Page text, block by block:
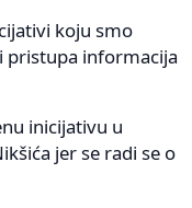
koju smo
pristupa informacija
inicijativu u
jer se radi se o